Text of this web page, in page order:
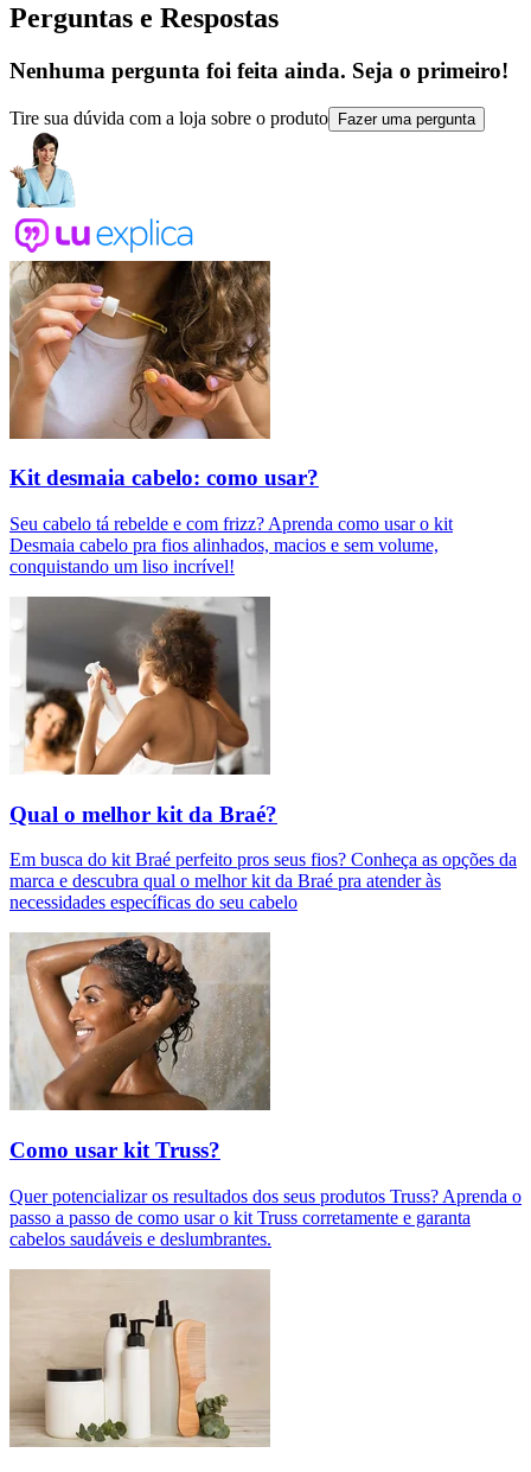
Perguntas e Respostas
Nenhuma pergunta foi feita ainda. Seja o primeiro!
Tire sua dúvida com a loja sobre o produto Fazer uma pergunta
Kit desmaia cabelo: como usar?
Seu cabelo tá rebelde e com frizz? Aprenda como usar o kit
Desmaia cabelo pra fios alinhados, macios e sem volume,
conquistando um liso incrível!
Qual o melhor kit da Braé?
Em busca do kit Braé perfeito pros seus fios? Conheça as opções da
marca e descubra qual o melhor kit da Braé pra atender às
necessidades específicas do seu cabelo
Como usar kit Truss?
Quer potencializar os resultados dos seus produtos Truss? Aprenda o
passo a passo de como usar o kit Truss corretamente e garanta
cabelos saudáveis e deslumbrantes.